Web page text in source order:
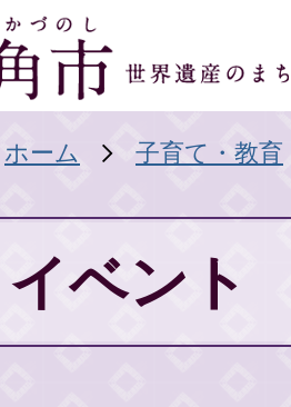
ホーム 子育て・教育
ベント